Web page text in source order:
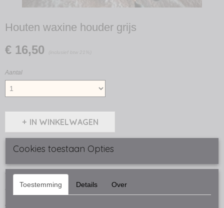
Houten waxine houder grijs
€ 16,50 (inclusief btw 21%)
Aantal
IN WINKELWAGEN
Omschrijving
Houten waxine houder grijs
B-uniq
Afmeting 15 cm
Cookies toestaan Opties
Toestemming Details Over